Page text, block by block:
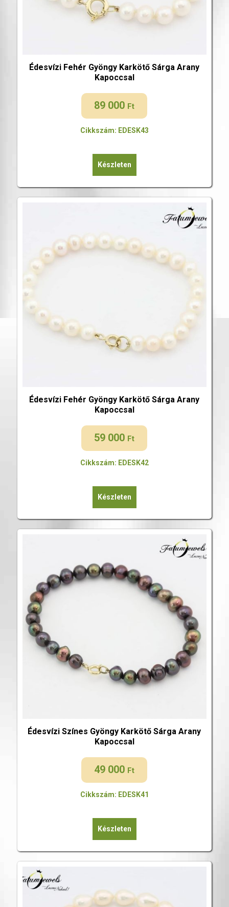
Édesvízi Fehér Gyöngy Karkötő Sárga Arany
Kapoccsal
89 000 Ft
Cikkszám: EDESK43
Készleten
Édesvízi Fehér Gyöngy Karkötő Sárga Arany
Kapoccsal
59 000 Ft
Cikkszám: EDESK42
Készleten
Édesvízi Színes Gyöngy Karkötő Sárga Arany
Kapoccsal
49 000 Ft
Cikkszám: EDESK41
Készleten